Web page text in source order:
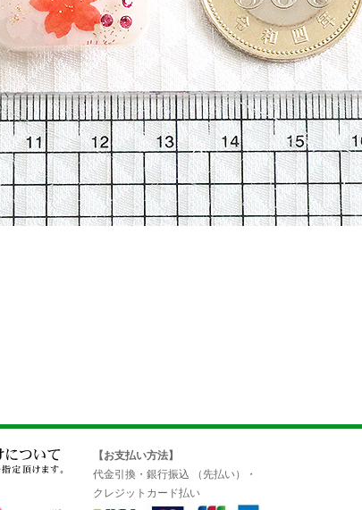
【お支払い方法】
代金引換・銀行振込 （先払い）・
クレジットカード払い